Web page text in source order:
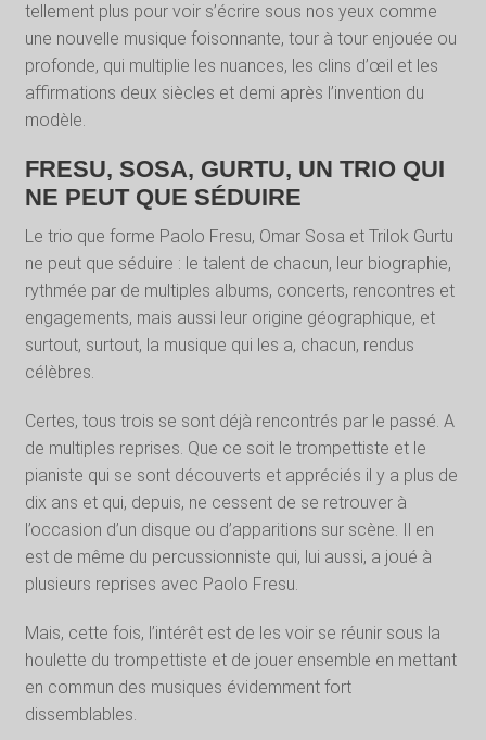
tellement plus pour voir s’écrire sous nos yeux comme
une nouvelle musique foisonnante, tour à tour enjouée ou
profonde, qui multiplie les nuances, les clins d’œil et les
affirmations deux siècles et demi après l’invention du
modèle.
FRESU, SOSA, GURTU, UN TRIO QUI
NE PEUT QUE SÉDUIRE
Le trio que forme Paolo Fresu, Omar Sosa et Trilok Gurtu
ne peut que séduire : le talent de chacun, leur biographie,
rythmée par de multiples albums, concerts, rencontres et
engagements, mais aussi leur origine géographique, et
surtout, surtout, la musique qui les a, chacun, rendus
célèbres.
Certes, tous trois se sont déjà rencontrés par le passé. A
de multiples reprises. Que ce soit le trompettiste et le
pianiste qui se sont découverts et appréciés il y a plus de
dix ans et qui, depuis, ne cessent de se retrouver à
l’occasion d’un disque ou d’apparitions sur scène. Il en
est de même du percussionniste qui, lui aussi, a joué à
plusieurs reprises avec Paolo Fresu.
Mais, cette fois, l’intérêt est de les voir se réunir sous la
houlette du trompettiste et de jouer ensemble en mettant
en commun des musiques évidemment fort
dissemblables.